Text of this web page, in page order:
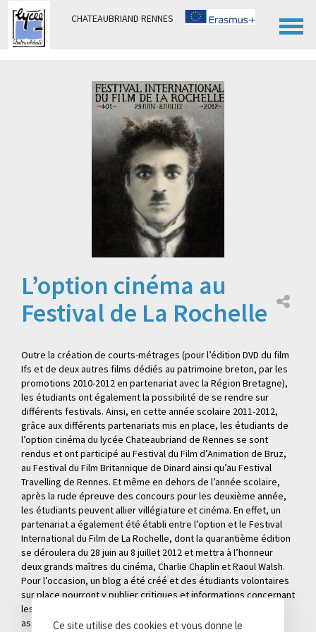
CHATEAUBRIAND RENNES
L’option cinéma au
Festival de La Rochelle
Outre la création de courts-métrages (pour l’édition DVD du film
Ifs et de deux autres films dédiés au patrimoine breton, par les
promotions 2010-2012 en partenariat avec la Région Bretagne),
les étudiants ont également la possibilité de se rendre sur
différents festivals. Ainsi, en cette année scolaire 2011-2012,
grâce aux différents partenariats mis en place, les étudiants de
l’option cinéma du lycée Chateaubriand de Rennes se sont
rendus et ont participé au Festival du Film d’Animation de Bruz,
au Festival du Film Britannique de Dinard ainsi qu’au Festival
Travelling de Rennes. Et même en dehors de l’année scolaire,
après la rude épreuve des concours pour les deuxième année,
les étudiants peuvent allier villégiature et cinéma. En effet, un
partenariat a également été établi entre l’option et le Festival
International du Film de La Rochelle, dont la quarantième édition
se déroulera du 28 juin au 8 juillet 2012 et mettra à l’honneur
deux grands maîtres du cinéma, Charlie Chaplin et Raoul Walsh.
Pour l’occasion, un blog a été créé et des étudiants volontaires
sur place pourront y publier critiques et informations concernant
les films qu’ils verront et les événements auxquels ils
assisteront. »
Panneau de gestion des cookies
Ce site utilise des cookies et vous donne le